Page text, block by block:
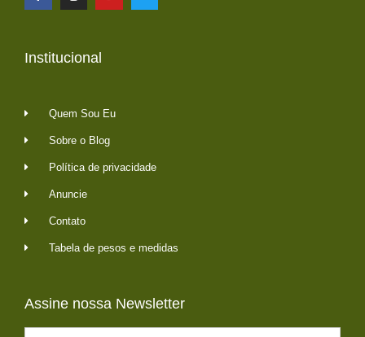
Institucional
Quem Sou Eu
Sobre o Blog
Política de privacidade
Anuncie
Contato
Tabela de pesos e medidas
Assine nossa Newsletter